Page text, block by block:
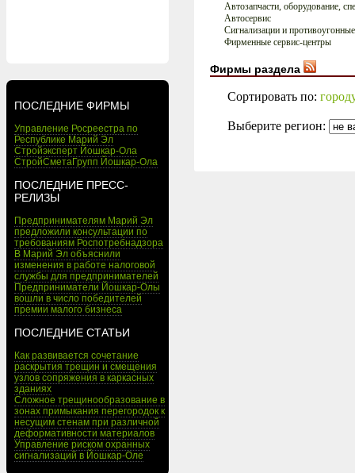
ПОСЛЕДНИЕ ФИРМЫ
Управление Росреестра по
Республике Марий Эл
Стройэксперт Йошкар-Ола
СтройСметаГрупп Йошкар-Ола
ПОСЛЕДНИЕ ПРЕСС-
РЕЛИЗЫ
Предпринимателям Марий Эл
предложили консультации по
требованиям Роспотребнадзора
В Марий Эл объяснили
изменения в работе налоговой
службы для предпринимателей
Предприниматели Йошкар-Олы
вошли в число победителей
премии малого бизнеса
ПОСЛЕДНИЕ СТАТЬИ
Как развивается сочетание
раскрытия трещин и смещения
узлов сопряжения в каркасных
зданиях
Сложное трещинообразование в
зонах примыкания перегородок к
несущим стенам при различной
деформативности материалов
Управление риском охранных
сигнализаций в Йошкар-Оле
Автозапчасти, оборудование,
Автосервис
Сигнализации и
Фирменные сервис-центры
Фирмы раздела
Сортировать по:
Выберите регион: